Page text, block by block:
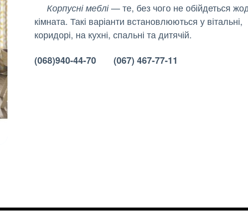
Корпусні меблі— те, без чого не обійдеться
кімната. Такі варіанти встановлюються у вітальні,
коридорі, на кухні, спальні та дитячій.
(068)940-44-70 (067) 467-77-11